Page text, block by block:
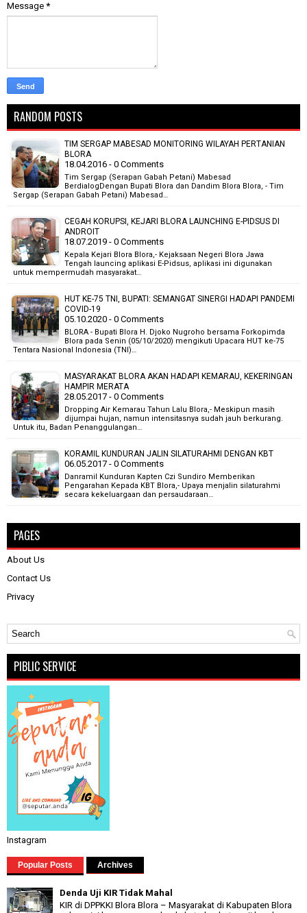
Message *
RANDOM POSTS
TIM SERGAP MABESAD MONITORING WILAYAH PERTANIAN
BLORA
18.04.2016 - 0 Comments
Tim Sergap (Serapan Gabah Petani) Mabesad
BerdialogDengan Bupati Blora dan Dandim Blora Blora, - Tim
Sergap (Serapan Gabah Petani) Mabesad…
CEGAH KORUPSI, KEJARI BLORA LAUNCHING E-PIDSUS DI
ANDROIT
18.07.2019 - 0 Comments
Kepala Kejari Blora Blora,- Kejaksaan Negeri Blora Jawa
Tengah launcing aplikasi E-Pidsus, aplikasi ini digunakan
untuk mempermudah masyarakat…
HUT KE-75 TNI, BUPATI: SEMANGAT SINERGI HADAPI PANDEMI
COVID-19
05.10.2020 - 0 Comments
BLORA - Bupati Blora H. Djoko Nugroho bersama Forkopimda
Blora pada Senin (05/10/2020) mengikuti Upacara HUT ke-75
Tentara Nasional Indonesia (TNI)…
MASYARAKAT BLORA AKAN HADAPI KEMARAU, KEKERINGAN
HAMPIR MERATA
28.05.2017 - 0 Comments
Dropping Air Kemarau Tahun Lalu Blora,- Meskipun masih
dijumpai hujan, namun intensitasnya sudah jauh berkurang.
Untuk itu, Badan Penanggulangan…
KORAMIL KUNDURAN JALIN SILATURAHMI DENGAN KBT
06.05.2017 - 0 Comments
Danramil Kunduran Kapten Czi Sundiro Memberikan
Pengarahan Kepada KBT Blora,- Upaya menjalin silaturahmi
secara kekeluargaan dan persaudaraan…
PAGES
About Us
Contact Us
Privacy
PIBLIC SERVICE
Instagram
Popular Posts Archives
Denda Uji KIR Tidak Mahal
KIR di DPPKKI Blora Blora – Masyarakat di Kabupaten Blora